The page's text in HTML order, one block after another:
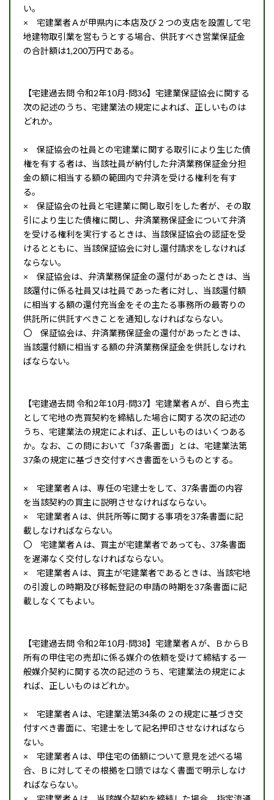
い。
× 宅建業者Ａが甲県内に本店及び２つの支店を設置して宅
地建物取引業を営もうとする場合、供託すべき営業保証金
の合計額は1,200万円である。
【宅建過去問 令和2年10月-問36】宅建業保証協会に関する
次の記述のうち、宅建業法の規定によれば、正しいものは
どれか。
× 保証協会の社員との宅建業に関する取引により生じた債
権を有する者は、当該社員が納付した弁済業務保証金分担
金の額に相当する額の範囲内で弁済を受ける権利を有す
る。
× 保証協会の社員と宅建業に関し取引をした者が、その取
引により生じた債権に関し、弁済業務保証金について弁済
を受ける権利を実行するときは、当該保証協会の認証を受
けるとともに、当該保証協会に対し還付請求をしなければ
ならない。
× 保証協会は、弁済業務保証金の還付があったときは、当
該還付に係る社員又は社員であった者に対し、当該還付額
に相当する額の還付充当金をその主たる事務所の最寄りの
供託所に供託すべきことを通知しなければならない。
〇 保証協会は、弁済業務保証金の還付があったときは、
当該還付額に相当する額の弁済業務保証金を供託しなけれ
ばならない。
【宅建過去問 令和2年10月-問37】宅建業者Ａが、自ら売主
として宅地の売買契約を締結した場合に関する次の記述の
うち、宅建業法の規定によれば、正しいものはいくつある
か。なお、この問において「37条書面」とは、宅建業法第
37条の規定に基づき交付すべき書面をいうものとする。
× 宅建業者Ａは、専任の宅建士をして、37条書面の内容
を当該契約の買主に説明させなければならない。
× 宅建業者Ａは、供託所等に関する事項を37条書面に記
載しなければならない。
〇 宅建業者Ａは、買主が宅建業者であっても、37条書面
を遅滞なく交付しなければならない。
× 宅建業者Ａは、買主が宅建業者であるときは、当該宅地
の引渡しの時期及び移転登記の申請の時期を37条書面に記
載しなくてもよい。
【宅建過去問 令和2年10月-問38】宅建業者Ａが、ＢからＢ
所有の甲住宅の売却に係る媒介の依頼を受けて締結する一
般媒介契約に関する次の記述のうち、宅建業法の規定によ
れば、正しいものはどれか。
× 宅建業者Ａは、宅建業法第34条の２の規定に基づき交
付すべき書面に、宅建士をして記名押印させなければなら
ない。
× 宅建業者Ａは、甲住宅の価額について意見を述べる場
合、Ｂに対してその根拠を口頭ではなく書面で明示しなけ
ればならない。